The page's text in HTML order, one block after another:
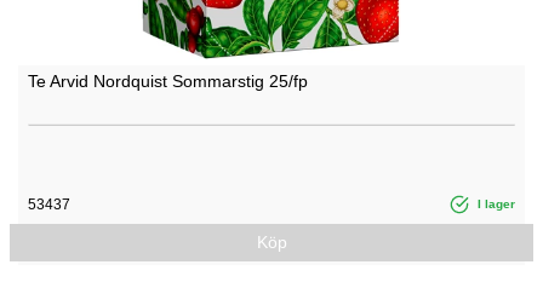
Te Arvid Nordquist Sommarstig 25/fp
53437 I lager
Köp